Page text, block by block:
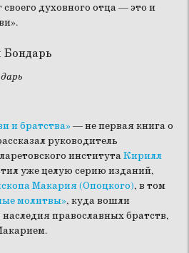
своего духовного отца — это и
и братства» — не первая книга о
руководитель
институтаКирилл
уже целую серию изданий,
Макария (Опоцкого), в том
молитвы», куда вошли
православных братств,